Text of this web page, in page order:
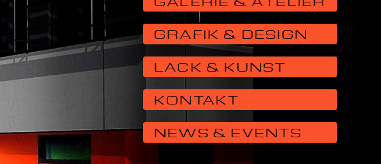
GRAFIK & DESIGN
LACK & KUNST
KONTAKT
NEWS & EVENTS